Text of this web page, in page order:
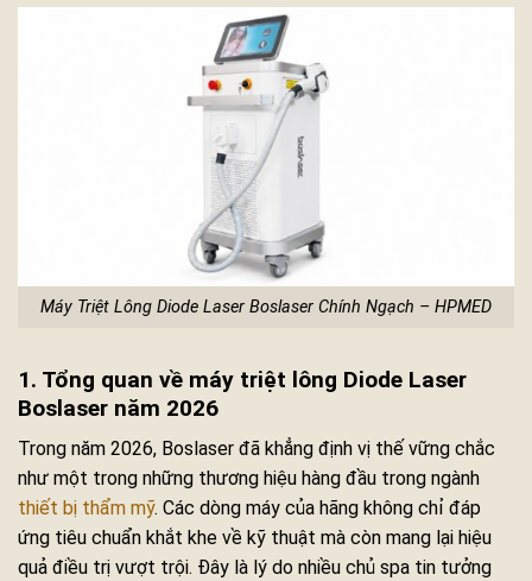
Máy Triệt Lông Diode Laser Boslaser Chính Ngạch – HPMED
1. Tổng quan về máy triệt lông Diode Laser
Boslaser năm 2026
Trong năm 2026, Boslaser đã khẳng định vị thế vững chắc
như một trong những thương hiệu hàng đầu trong ngành
thiết bị thẩm mỹ. Các dòng máy của hãng không chỉ đáp
ứng tiêu chuẩn khắt khe về kỹ thuật mà còn mang lại hiệu
quả điều trị vượt trội. Đây là lý do nhiều chủ spa tin tưởng